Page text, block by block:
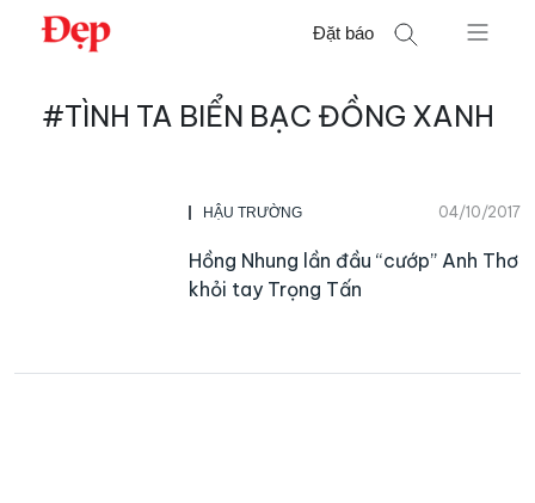
Chuyển
Đặt báo
kiếm
#TÌNH TA BIỂN BẠC ĐỒNG XANH
HẬU TRƯỜNG 04/10/2017
Hồng Nhung lần đầu “cướp” Anh Thơ
khỏi tay Trọng Tấn